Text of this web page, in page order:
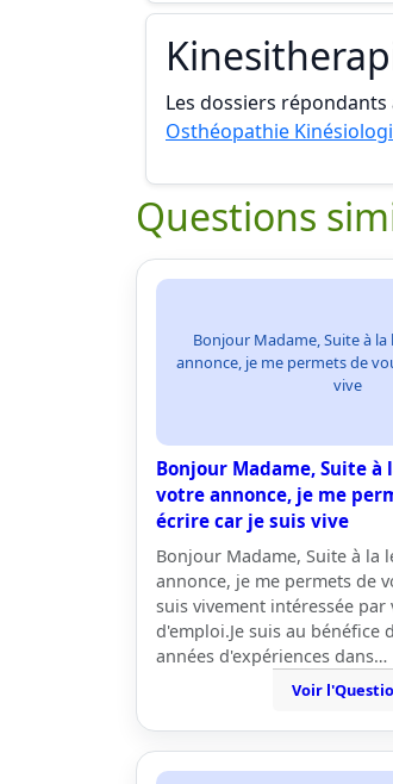
Les dossiers
Osthéopathie
Questions
Bonjour Madame, Suite à
annonce, je me permets de
vive
Bonjour Madame, Suite à
votre annonce, je me
écrire car je suis vive
Bonjour Madame, Suite à la
annonce, je me permets de
suis vivement intéressée
d'emploi.Je suis au bénéfice
années d'expériences dans…
Voir